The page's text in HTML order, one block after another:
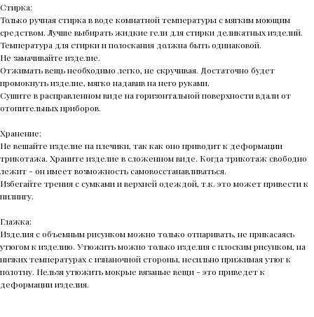
Стирка:
Только ручная стирка в воде комнатной температуры с мягким моющим
средством. Лучше выбирать жидкие гели для стирки деликатных изделий.
Температура для стирки и полоскания должна быть одинаковой.
Не замачивайте изделие.
Отжимать вещь необходимо легко, не скручивая. Достаточно будет
промокнуть изделие, мягко надавив на него руками.
Сушите в расправленном виде на горизонтальной поверхности вдали от
отопительных приборов.
Хранение:
Не вешайте изделие на плечики, так как оно приводит к деформации
трикотажа. Храните изделие в сложенном виде. Когда трикотаж свободно
лежит - он имеет возможность самовосстанавливаться.
Избегайте трения с сумками и верхней одеждой, т.к. это может привести к
пилингу.
Глажка:
Изделия с объемным рисунком можно только отпаривать, не прикасаясь
утюгом к изделию. Утюжить можно только изделия с плоским рисунком, на
низких температурах с изнаночной стороны, несильно прижимая утюг к
полотну. Нельзя утюжить мокрые вязаные вещи - это приведет к
деформации изделия.